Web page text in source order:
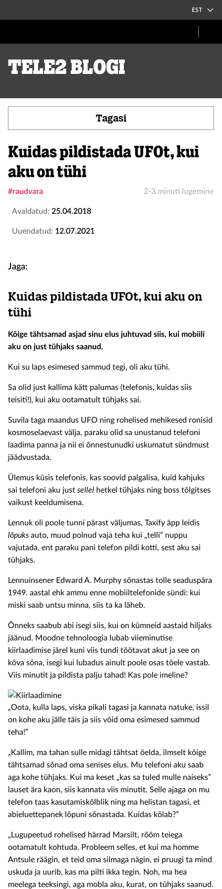
EST
Tele2 blogi
Tagasi
Kuidas pildistada UFOt, kui
aku on tühi
#raudvara 2-3 minuti lugemine
Avaldatud: 25.04.2018
Uuendatud: 12.07.2021
Jaga:
Kuidas pildistada UFOt, kui aku on
tühi
Kõige tähtsamad asjad sinu elus juhtuvad siis, kui mobiili
aku on just tühjaks saanud.
Kui su laps esimesed sammud tegi, oli aku tühi.
Sa olid just kallima kätt palumas (telefonis, kuidas siis
teisiti!), kui aku ootamatult tühjaks sai.
Suvila taga maandus UFO ning rohelised mehikesed ronisid
kosmoselaevast välja, paraku olid sa unustanud telefoni
laadima panna ja nii ei õnnestunudki uskumatut sündmust
jäädvustada.
Ülemus küsis telefonis, kas soovid palgalisa, kuid kahjuks
sai telefoni aku just sellel hetkel tühjaks ning boss tõlgitses
vaikust keeldumisena.
Lennuk oli poole tunni pärast väljumas, Taxify äpp leidis
lõpuks auto, muud polnud vaja teha kui „telli” nuppu
vajutada, ent paraku pani telefon pildi kotti, sest aku sai
tühjaks.
Lennuinsener Edward A. Murphy sõnastas tolle seaduspära
1949. aastal ehk ammu enne mobiiltelefonide sündi: kui
miski saab untsu minna, siis ta ka läheb.
Õnneks saabub abi isegi siis, kui on kümneid aastaid hiljaks
jäänud. Moodne tehnoloogia lubab viieminutise
kiirlaadimise järel kuni viis tundi töötavat akut ja see on
kõva sõna, isegi kui lubadus ainult poole osas tõele vastab.
Viis minutit ja pildista palju tahad! Kas pole imeline?
„Oota, kulla laps, viska pikali tagasi ja kannata natuke, issil
on kohe aku jälle täis ja siis võid oma esimesed sammud
teha!”
„Kallim, ma tahan sulle midagi tähtsat öelda, ilmselt kõige
tähtsamad sõnad oma senises elus. Mu telefoni aku saab
aga kohe tühjaks. Kui ma keset „kas sa tuled mulle naiseks”
lauset ära kaon, siis kannata viis minutit. Selle ajaga on mu
telefon taas kasutamiskõlblik ning ma helistan tagasi, et
abieluettepanek lõpuni sõnastada. Kuidas kõlab?”
„Lugupeetud rohelised härrad Marsilt, rõõm teiega
ootamatult kohtuda. Probleem selles, et kui ma homme
Antsule räägin, et teid oma silmaga nägin, ei pruugi ta mind
uskuda ja uurib, kas ma pilti ikka tegin. Noh, ma hea
meelega teeksingi, aga mobla aku, kurat, on tühjaks saanud.